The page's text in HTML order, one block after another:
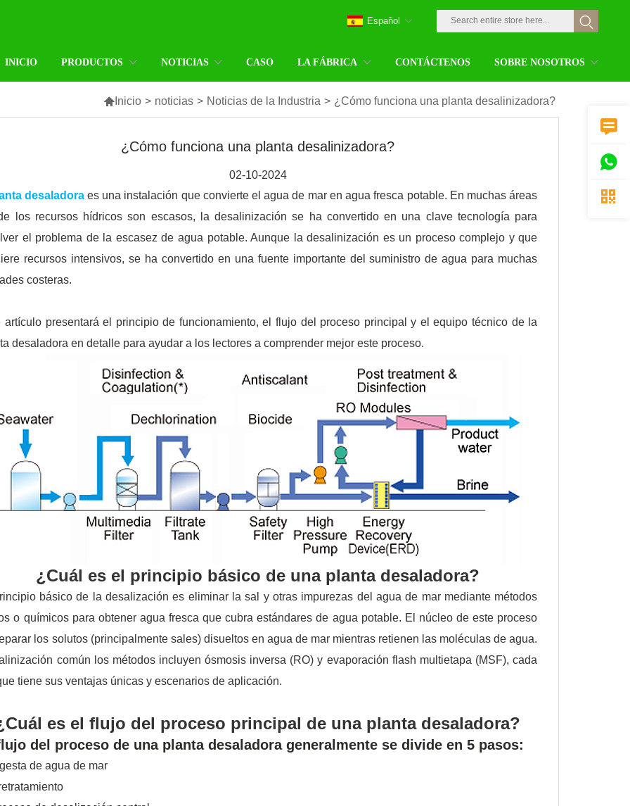
INICIO PRODUCTOS NOTICIAS CASO LA FÁBRICA CONTÁCTENOS SOBRE NOSOTROS
Español
 Inicio > noticias > Noticias de la Industria > ¿Cómo funciona una planta desalinizadora?
¿Cómo funciona una planta desalinizadora?
02-10-2024
desaladoraes una instalación que convierte el agua de mar en agua fresca potable. En muchas áreas
los recursos hídricos son escasos, la desalinización se ha convertido en una clave tecnología para
el problema de la escasez de agua potable. Aunque la desalinización es un proceso complejo y que
recursos intensivos, se ha convertido en una fuente importante del suministro de agua para muchas
costeras.
artículo presentará el principio de funcionamiento, el flujo del proceso principal y el equipo técnico de la
desaladora en detalle para ayudar a los lectores a comprender mejor este proceso.
¿Cuál es el principio básico de una planta desaladora?
básico de la desalización es eliminar la sal y otras impurezas del agua de mar mediante métodos
o químicos para obtener agua fresca que cubra estándares de agua potable. El núcleo de este proceso
los solutos (principalmente sales) disueltos en agua de mar mientras retienen las moléculas de agua.
común los métodos incluyen ósmosis inversa (RO) y evaporación flash multietapa (MSF), cada
tiene sus ventajas únicas y escenarios de aplicación.
es el flujo del proceso principal de una planta desaladora?
del proceso de una planta desaladora generalmente se divide en 5 pasos:
de agua de mar


